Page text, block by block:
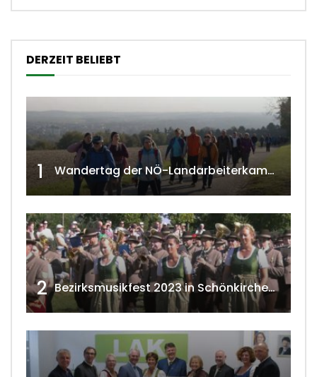
DERZEIT BELIEBT
1 Wandertag der NÖ-Landarbeiterkammer in Hollabrunn 2024
2 Bezirksmusikfest 2023 in Schönkirchen-Reyersdorf